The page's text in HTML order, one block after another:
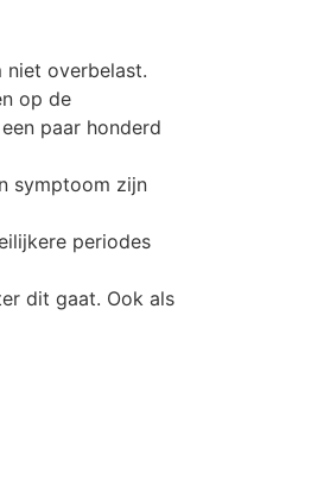
niet overbelast.
op de
paar honderd
symptoom zijn
periodes
dit gaat. Ook als